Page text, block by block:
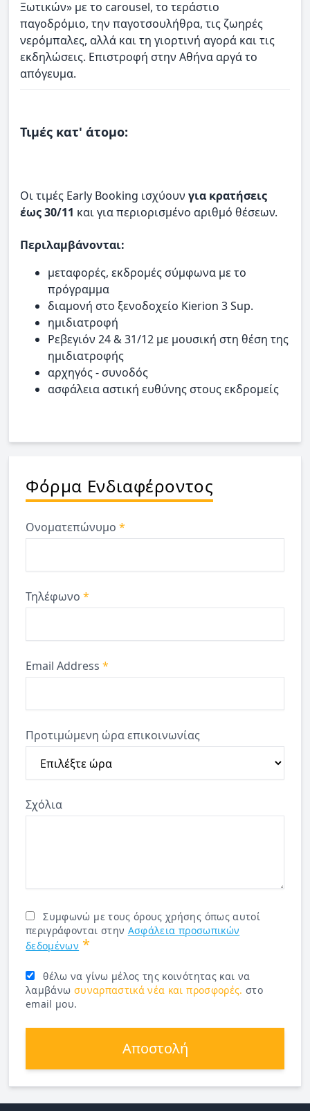
Ξωτικών» με το carousel, το τεράστιο
παγοδρόμιο, την παγοτσουλήθρα, τις ζωηρές
νερόμπαλες, αλλά και τη γιορτινή αγορά και τις
εκδηλώσεις. Επιστροφή στην Αθήνα αργά το
απόγευμα.
Τιμές κατ' άτομο:
Οι τιμές Early Booking ισχύουν για κρατήσεις
έως 30/11 και για περιορισμένο αριθμό θέσεων.
Περιλαμβάνονται:
μεταφορές, εκδρομές σύμφωνα με το
πρόγραμμα
διαμονή στο ξενοδοχείο Kierion 3 Sup.
ημιδιατροφή
Ρεβεγιόν 24 & 31/12 με μουσική στη θέση της
ημιδιατροφής
αρχηγός - συνοδός
ασφάλεια αστική ευθύνης στους εκδρομείς
Φόρμα Ενδιαφέροντος
Ονοματεπώνυμο *
Τηλέφωνο *
Email Address *
Προτιμώμενη ώρα επικοινωνίας
Σχόλια
Συμφωνώ με τους όρους χρήσης όπως αυτοί
περιγράφονται στην Ασφάλεια προσωπικών
δεδομένων *
θέλω να γίνω μέλος της κοινότητας και να
λαμβάνω συναρπαστικά νέα και προσφορές. στο
email μου.
Αποστολή